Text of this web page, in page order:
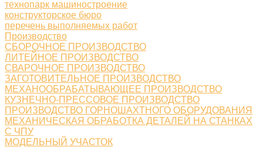
технопарк машиностроение
конструкторское бюро
перечень выполняемых работ
Производство
СБОРОЧНОЕ ПРОИЗВОДСТВО
ЛИТЕЙНОЕ ПРОИЗВОДСТВО
СВАРОЧНОЕ ПРОИЗВОДСТВО
ЗАГОТОВИТЕЛЬНОЕ ПРОИЗВОДСТВО
МЕХАНООБРАБАТЫВАЮЩЕЕ ПРОИЗВОДСТВО
КУЗНЕЧНО-ПРЕССОВОЕ ПРОИЗВОДСТВО
ПРОИЗВОДСТВО ГОРНОШАХТНОГО ОБОРУДОВАНИЯ
МЕХАНИЧЕСКАЯ ОБРАБОТКА ДЕТАЛЕЙ НА СТАНКАХ
С ЧПУ
МОДЕЛЬНЫЙ УЧАСТОК